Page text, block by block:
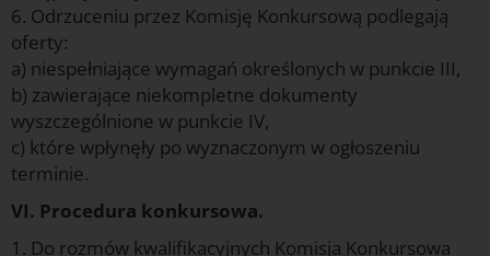
6. Odrzuceniu przez Komisję Konkursową podlegają
oferty:
a) niespełniające wymagań określonych w punkcie III,
b) zawierające niekompletne dokumenty
wyszczególnione w punkcie IV,
c) które wpłynęły po wyznaczonym w ogłoszeniu
terminie.
VI. Procedura konkursowa.
1. Do rozmów kwalifikacyjnych Komisja Konkursowa